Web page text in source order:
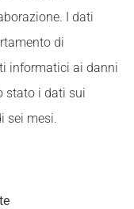
I dati
di
informatici ai danni
stato i dati sui
sei mesi.